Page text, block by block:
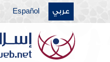
عربي Español